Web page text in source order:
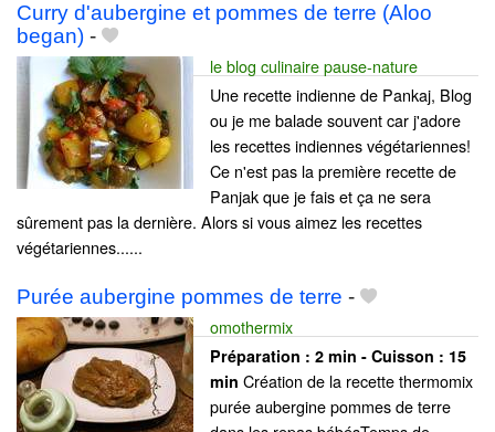
Curry d'aubergine et pommes de terre (Aloo
began) -
le blog culinaire pause-nature
Une recette indienne de Pankaj, Blog
ou je me balade souvent car j'adore
les recettes indiennes végétariennes!
Ce n'est pas la première recette de
Panjak que je fais et ça ne sera
sûrement pas la dernière. Alors si vous aimez les recettes
végétariennes......
Purée aubergine pommes de terre -
omothermix
Préparation : 2 min - Cuisson : 15
min Création de la recette thermomix
purée aubergine pommes de terre